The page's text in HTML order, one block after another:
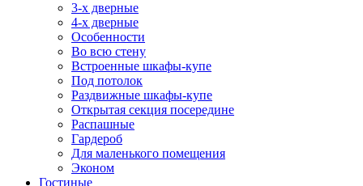
3-х дверные
4-х дверные
Особенности
Во всю стену
Встроенные шкафы-купе
Под потолок
Раздвижные шкафы-купе
Открытая секция посередине
Распашные
Гардероб
Для маленького помещения
Эконом
Гостиные